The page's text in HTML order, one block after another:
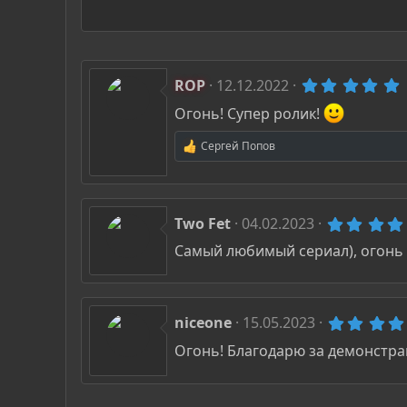
Подкасты Codeby:https://rss.com/podcasts/
Youtube The Codeby:https://youtube.com/c/
ROP 12.12.2022 5
0
в
з
д
Огонь! Супер ролик!
Р
е
а
к
и
:
Сергей Попов
Two Fet 04.02.2023
Самый любимый сериал), огонь
niceone 15.05.2023
Огонь! Благодарю за